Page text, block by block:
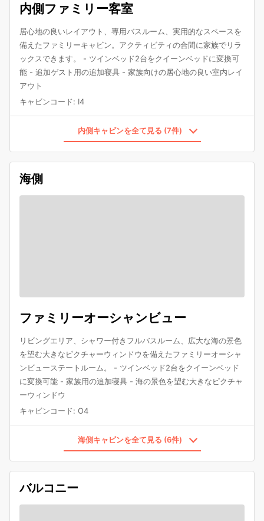
内側ファミリー客室
居心地の良いレイアウト、専用バスルーム、実用的なスペースを
備えたファミリーキャビン。アクティビティの合間に家族でリラ
ックスできます。 - ツインベッド2台をクイーンベッドに変換可
能 - 追加ゲスト用の追加寝具 - 家族向けの居心地の良い室内レイ
アウト
キャビンコード: I4
内側キャビンを全て見る (7件)
海側
ファミリーオーシャンビュー
リビングエリア、シャワー付きフルバスルーム、広大な海の景色
を望む大きなピクチャーウィンドウを備えたファミリーオーシャ
ンビューステートルーム。 - ツインベッド2台をクイーンベッド
に変換可能 - 家族用の追加寝具 - 海の景色を望む大きなピクチャ
ーウィンドウ
キャビンコード: O4
海側キャビンを全て見る (6件)
バルコニー